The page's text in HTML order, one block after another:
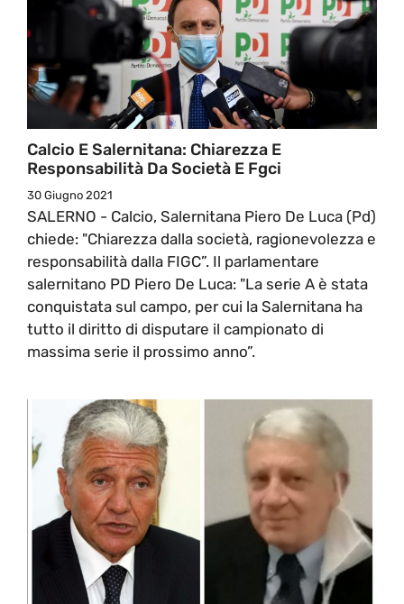
Calcio E Salernitana: Chiarezza E
Responsabilità Da Società E Fgci
30 Giugno 2021
SALERNO - Calcio, Salernitana Piero De Luca (Pd)
chiede: "Chiarezza dalla società, ragionevolezza e
responsabilità dalla FIGC”. Il parlamentare
salernitano PD Piero De Luca: "La serie A è stata
conquistata sul campo, per cui la Salernitana ha
tutto il diritto di disputare il campionato di
massima serie il prossimo anno”.